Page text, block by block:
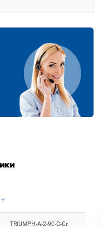
TRIUMPH-A-2-90-C-Cr